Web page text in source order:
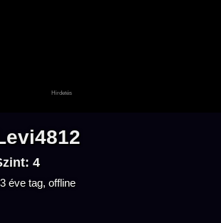
4
éve tag, offline